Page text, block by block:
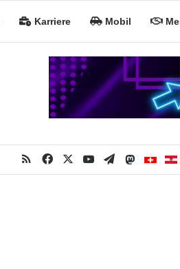
Karriere Mobil
RSSFacebookYouTubeTelegramMastodon